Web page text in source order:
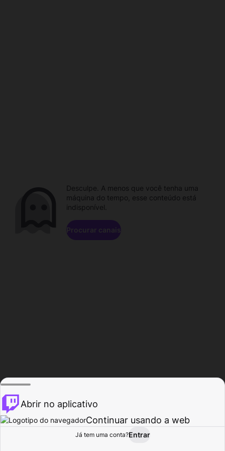
Procurar Atividade
Desculpe. A menos que você tenha uma
máquina do tempo, esse conteúdo está
indisponível.
Procurar canais
Abrir no aplicativo
Continuar usando a web
Já tem uma conta?Entrar